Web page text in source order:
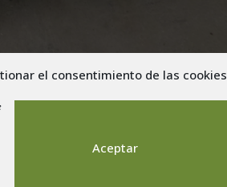
el consentimiento de las cookies
Aceptar